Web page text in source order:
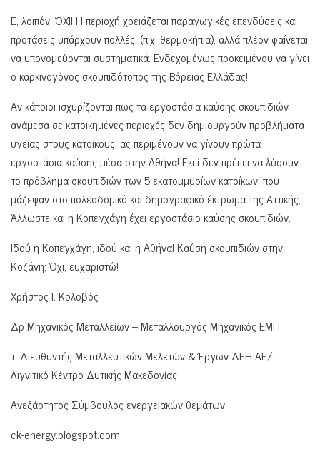
Ε, λοιπόν, ΌΧΙ! Η περιοχή χρειάζεται παραγωγικές επενδύσεις και
προτάσεις υπάρχουν πολλές, (π.χ. θερμοκήπια), αλλά πλέον φαίνεται
να υπονομεύονται συστηματικά. Ενδεχομένως προκειμένου να γίνει
ο καρκινογόνος σκουπιδότοπος της Βόρειας Ελλάδας!
Αν κάποιοι ισχυρίζονται πως τα εργοστάσια καύσης σκουπιδιών
ανάμεσα σε κατοικημένες περιοχές δεν δημιουργούν προβλήματα
υγείας στους κατοίκους, ας περιμένουν να γίνουν πρώτα
εργοστάσια καύσης μέσα στην Αθήνα! Εκεί δεν πρέπει να λύσουν
το πρόβλημα σκουπιδιών των 5 εκατομμυρίων κατοίκων, που
μάζεψαν στο πολεοδομικό και δημογραφικό έκτρωμα της Αττικής;
Άλλωστε και η Κοπεγχάγη έχει εργοστάσιο καύσης σκουπιδιών.
Ιδού η Κοπεγχάγη, ιδού και η Αθήνα! Καύση σκουπιδιών στην
Κοζάνη; Όχι, ευχαριστώ!
Χρήστος Ι. Κολοβός
Δρ Μηχανικός Μεταλλείων – Μεταλλουργός Μηχανικός ΕΜΠ
τ. Διευθυντής Μεταλλευτικών Μελετών & Έργων ΔΕΗ ΑΕ/
Λιγνιτικό Κέντρο Δυτικής Μακεδονίας
Ανεξάρτητος Σύμβουλος ενεργειακών θεμάτων
ck-energy.blogspot.com